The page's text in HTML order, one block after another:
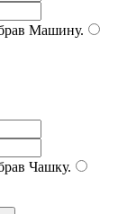
Машину.
Чашку.